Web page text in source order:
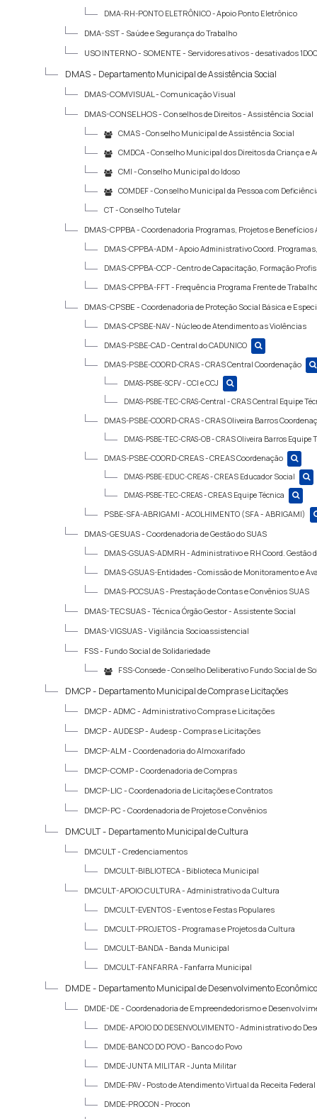
DMA-RH-PONTO ELETRÔNICO -Apoio Ponto Eletrônico
DMA-SST - Saúde e Segurança do Trabalho
USO INTERNO - SOMENTE - Servidores ativos - desativados
DMAS - Departamento Municipal de Assistência Social
DMAS-COMVISUAL - Comunicação Visual
DMAS-CONSELHOS - Conselhos de Direitos - Assistência Social
CMAS -Conselho Municipal de Assistência Social
CMDCA -Conselho Municipal dos Direitos da Criança e
CMI -Conselho Municipal do Idoso
COMDEF -Conselho Municipal da Pessoa com
CT -Conselho Tutelar
DMAS-CPPBA - Coordenadoria Programas, Projetos e
DMAS-CPPBA-ADM -Apoio Administrativo Coord.
DMAS-CPPBA-CCP -Centro de Capacitação, Formação
DMAS-CPPBA-FFT - Frequência Programa Frente de
DMAS-CPSBE - Coordenadoria de Proteção Social Básica e
DMAS-CPSBE-NAV - Núcleo de Atendimento as Violências
DMAS-PSBE-CAD -Central do CADUNICO
DMAS-PSBE-COORD-CRAS -CRAS Central Coordenação
DMAS-PSBE-SCFV -CCI e CCJ
DMAS-PSBE-TEC-CRAS-Central -CRAS Central Equipe
DMAS-PSBE-COORD-CRAS -CRAS Oliveira Barros
DMAS-PSBE-TEC-CRAS-OB -CRAS Oliveira Barros Equipe
DMAS-PSBE-COORD-CREAS -CREAS Coordenação
DMAS-PSBE-EDUC-CREAS -CREAS Educador Social
DMAS-PSBE-TEC-CREAS -CREAS Equipe Técnica
PSBE-SFA-ABRIGAMI -ACOLHIMENTO (SFA - ABRIGAMI)
DMAS-GESUAS - Coordenadoria de Gestão do SUAS
DMAS-GSUAS-ADMRH -Administrativo e RH Coord. Gestão
DMAS-GSUAS-Entidades -Comissão de Monitoramento e
DMAS-PCCSUAS - Prestação de Contas e Convênios SUAS
DMAS-TECSUAS - Técnica Órgão Gestor - Assistente Social
DMAS-VIGSUAS - Vigilância Socioassistencial
FSS - Fundo Social de Solidariedade
FSS-Consede -Conselho Deliberativo Fundo Social de
DMCP - Departamento Municipal de Compras e Licitações
DMCP - ADMC - Administrativo Compras e Licitações
DMCP - AUDESP - Audesp - Compras e Licitações
DMCP-ALM - Coordenadoria do Almoxarifado
DMCP-COMP - Coordenadoria de Compras
DMCP-LIC - Coordenadoria de Licitações e Contratos
DMCP-PC - Coordenadoria de Projetos e Convênios
DMCULT - Departamento Municipal de Cultura
DMCULT - Credenciamentos
DMCULT-BIBLIOTECA - Biblioteca Municipal
DMCULT-APOIO CULTURA - Administrativo da Cultura
DMCULT-EVENTOS - Eventos e Festas Populares
DMCULT-PROJETOS - Programas e Projetos da Cultura
DMCULT-BANDA - Banda Municipal
DMCULT-FANFARRA - Fanfarra Municipal
DMDE - Departamento Municipal de Desenvolvimento Econômico
DMDE-DE - Coordenadoria de Empreendedorismo e
DMDE- APOIO DO DESENVOLVIMENTO -Administrativo do
DMDE-BANCO DO POVO - Banco do Povo
DMDE-JUNTA MILITAR -Junta Militar
DMDE-PAV - Posto de Atendimento Virtual da Receita Federal
DMDE-PROCON - Procon